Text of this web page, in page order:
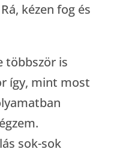
kézen fog és
többször is
így, mint most
sok-sok